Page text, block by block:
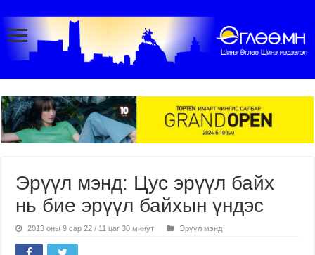
Эрүүл мэнд: Цус эрүүл байх
нь бие эрүүл байхын үндэс
2013 оны 9 сар 22 / 11 цаг 30 минут Эрүүл мэнд